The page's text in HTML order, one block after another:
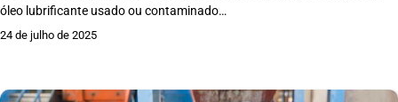
óleo lubrificante usado ou contaminado…
24 de julho de 2025